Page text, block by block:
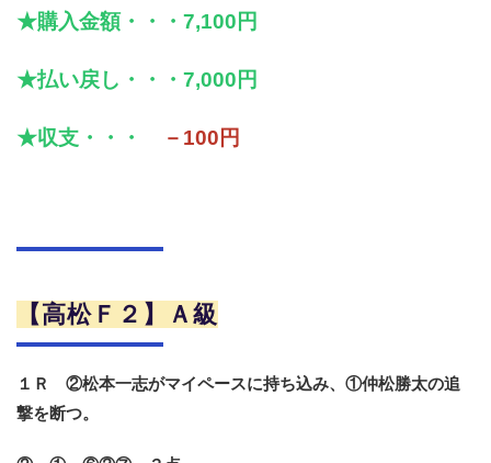
★購入金額・・・7,100円
★払い戻し・・・7,000円
★収支・・・ －100円
【高松Ｆ２】Ａ級
１Ｒ ②松本一志がマイペースに持ち込み、①仲松勝太の追
撃を断つ。